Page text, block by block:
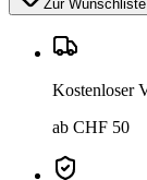
Zur Wunschliste
Kostenloser
ab CHF 50